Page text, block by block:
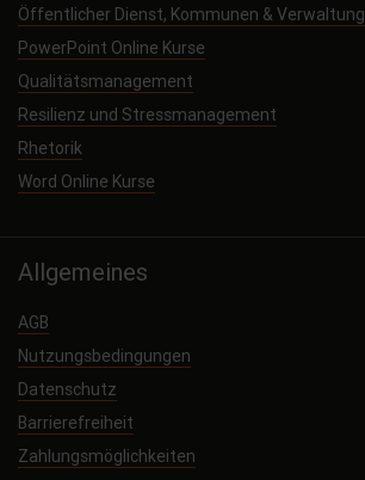
Öffentlicher Dienst, Kommunen & Verwaltung
PowerPoint Online Kurse
Qualitätsmanagement
Resilienz und Stressmanagement
Rhetorik
Word Online Kurse
Allgemeines
AGB
Nutzungsbedingungen
Datenschutz
Barrierefreiheit
Zahlungsmöglichkeiten